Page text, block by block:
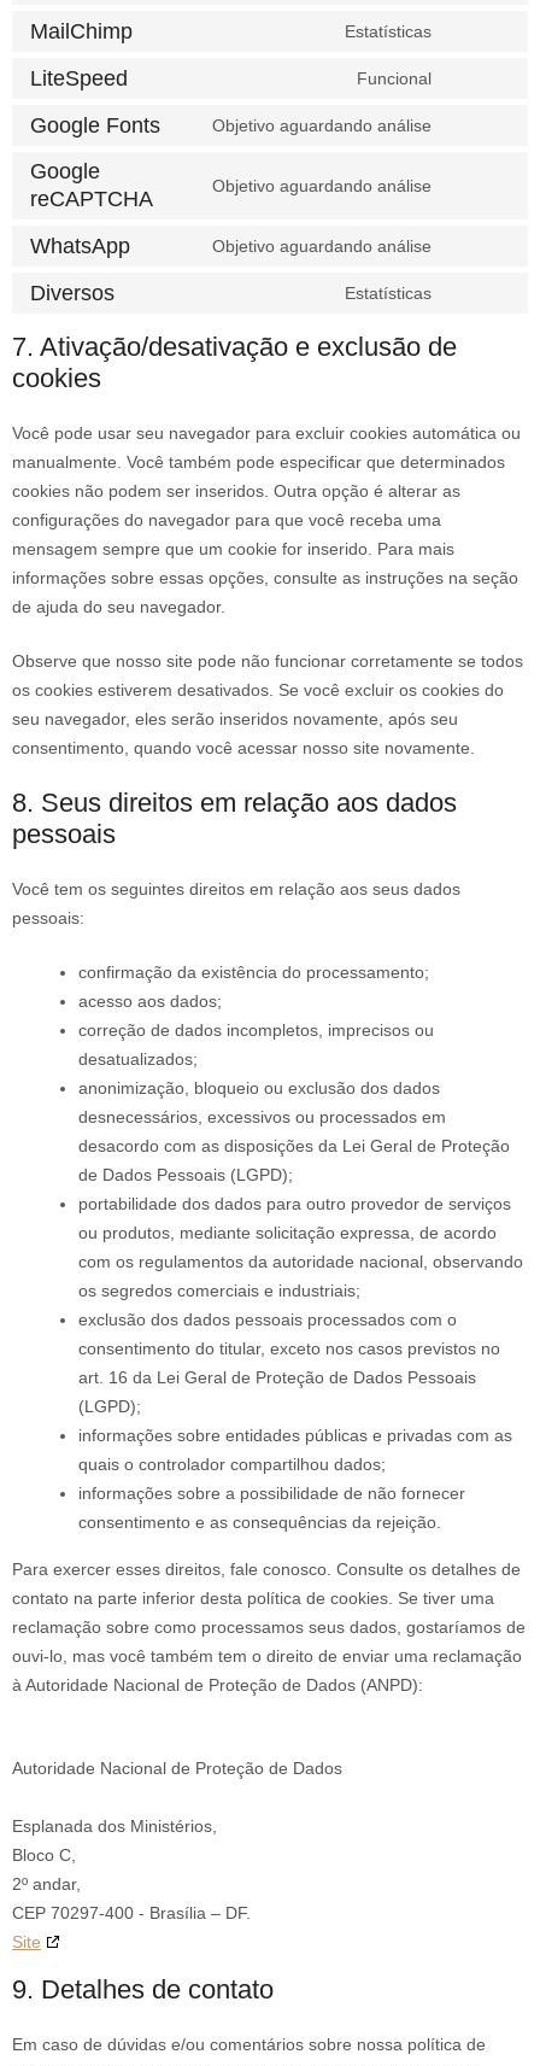
MailChimp Estatísticas
LiteSpeed Funcional
Google Fonts Objetivo aguardando análise
Google
reCAPTCHA
Objetivo aguardando análise
WhatsApp Objetivo aguardando análise
Diversos Estatísticas
7. Ativação/desativação e exclusão de
cookies
Você pode usar seu navegador para excluir cookies automática ou
manualmente. Você também pode especificar que determinados
cookies não podem ser inseridos. Outra opção é alterar as
configurações do navegador para que você receba uma
mensagem sempre que um cookie for inserido. Para mais
informações sobre essas opções, consulte as instruções na seção
de ajuda do seu navegador.
Observe que nosso site pode não funcionar corretamente se todos
os cookies estiverem desativados. Se você excluir os cookies do
seu navegador, eles serão inseridos novamente, após seu
consentimento, quando você acessar nosso site novamente.
8. Seus direitos em relação aos dados
pessoais
Você tem os seguintes direitos em relação aos seus dados
pessoais:
confirmação da existência do processamento;
acesso aos dados;
correção de dados incompletos, imprecisos ou
desatualizados;
anonimização, bloqueio ou exclusão dos dados
desnecessários, excessivos ou processados em
desacordo com as disposições da Lei Geral de Proteção
de Dados Pessoais (LGPD);
portabilidade dos dados para outro provedor de serviços
ou produtos, mediante solicitação expressa, de acordo
com os regulamentos da autoridade nacional, observando
os segredos comerciais e industriais;
exclusão dos dados pessoais processados com o
consentimento do titular, exceto nos casos previstos no
art. 16 da Lei Geral de Proteção de Dados Pessoais
(LGPD);
informações sobre entidades públicas e privadas com as
quais o controlador compartilhou dados;
informações sobre a possibilidade de não fornecer
consentimento e as consequências da rejeição.
Para exercer esses direitos, fale conosco. Consulte os detalhes de
contato na parte inferior desta política de cookies. Se tiver uma
reclamação sobre como processamos seus dados, gostaríamos de
ouvi-lo, mas você também tem o direito de enviar uma reclamação
à Autoridade Nacional de Proteção de Dados (ANPD):
Autoridade Nacional de Proteção de Dados
Esplanada dos Ministérios,
Bloco C,
2º andar,
CEP 70297-400 - Brasília – DF.
Site
9. Detalhes de contato
Em caso de dúvidas e/ou comentários sobre nossa política de